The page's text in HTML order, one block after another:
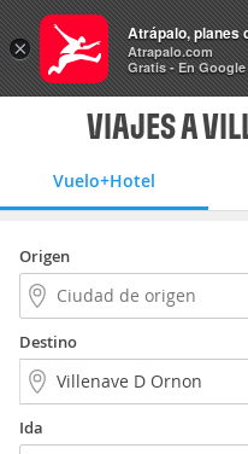
Vuelo+Hotel
VIAJES A
Vuelo+Hotel
Origen
Destino
Ida
×
Atrápalo, planes
Atrapalo.com
Gratis - En Google